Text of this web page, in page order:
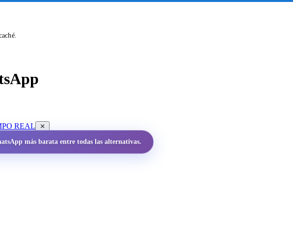
REAL
más barata entre todas las alternativas.